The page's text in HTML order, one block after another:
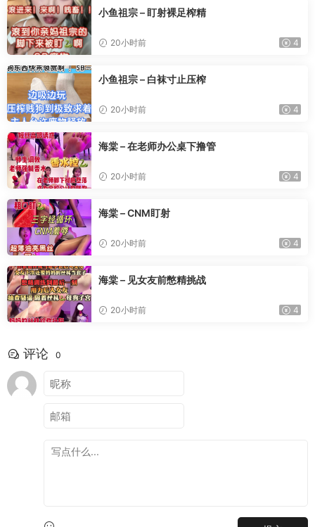
小鱼祖宗 – 盯射裸足榨精
20小时前 4
小鱼祖宗 – 白袜寸止压榨
20小时前 4
海棠 – 在老师办公桌下撸管
20小时前 4
海棠 – CNM盯射
20小时前 4
海棠 – 见女友前憋精挑战
20小时前 4
评论 0